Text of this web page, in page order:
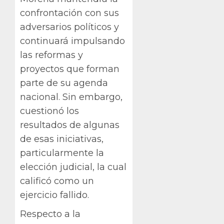
confrontación con sus
adversarios políticos y
continuará impulsando
las reformas y
proyectos que forman
parte de su agenda
nacional. Sin embargo,
cuestionó los
resultados de algunas
de esas iniciativas,
particularmente la
elección judicial, la cual
calificó como un
ejercicio fallido.
Respecto a la